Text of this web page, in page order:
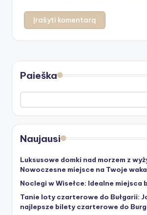
Paieška
Naujausi
Luksusowe domki nad morzem z
Nowoczesne miejsce na Twoje
Noclegi w Wisełce: Idealne miejsca
Tanie loty czarterowe do Bułgarii:
najlepsze bilety czarterowe do